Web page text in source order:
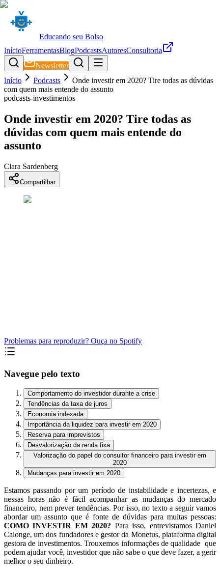
Educando seu Bolso
InícioFerramentasBlogPodcastsAutoresConsultoria
Newsletter
Início
Podcasts
Onde investir em 2020? Tire todas as dúvidas
com quem mais entende do assunto
podcasts-investimentos
Onde investir em 2020? Tire todas as
dúvidas com quem mais entende do
assunto
Clara Sardenberg
Compartilhar
Problemas para reproduzir? Ouça no Spotify
Navegue pelo texto
Comportamento do investidor durante a crise
Tendências da taxa de juros
Economia indexada
Importância da liquidez para investir em 2020
Reserva para imprevistos
Desvalorização da renda fixa
Valorização do papel do consultor financeiro para investir em
2020
Mudanças para investir em 2020
Estamos passando por um período de instabilidade e incertezas, e
nessas horas não é fácil acompanhar as mudanças do mercado
financeiro, nem prever tendências. Por isso, no texto a seguir vamos
abordar um assunto que é fonte de dúvidas para muitas pessoas:
COMO INVESTIR EM 2020? Para isso, entrevistamos Daniel
Calonge, um dos fundadores e gestor da Monetus, plataforma digital
gestora de investimentos. Trouxemos informações de qualidade que
podem ajudar você, investidor que não sabe o que deve fazer, a gerir
melhor o seu dinheiro.